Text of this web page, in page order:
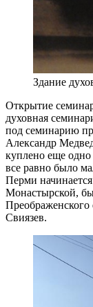
Здание
Открытие
духовная
под семинарию
Александр
куплено еще одно
все равно было
Перми
Монастырской,
Преображенского
Свиязев.